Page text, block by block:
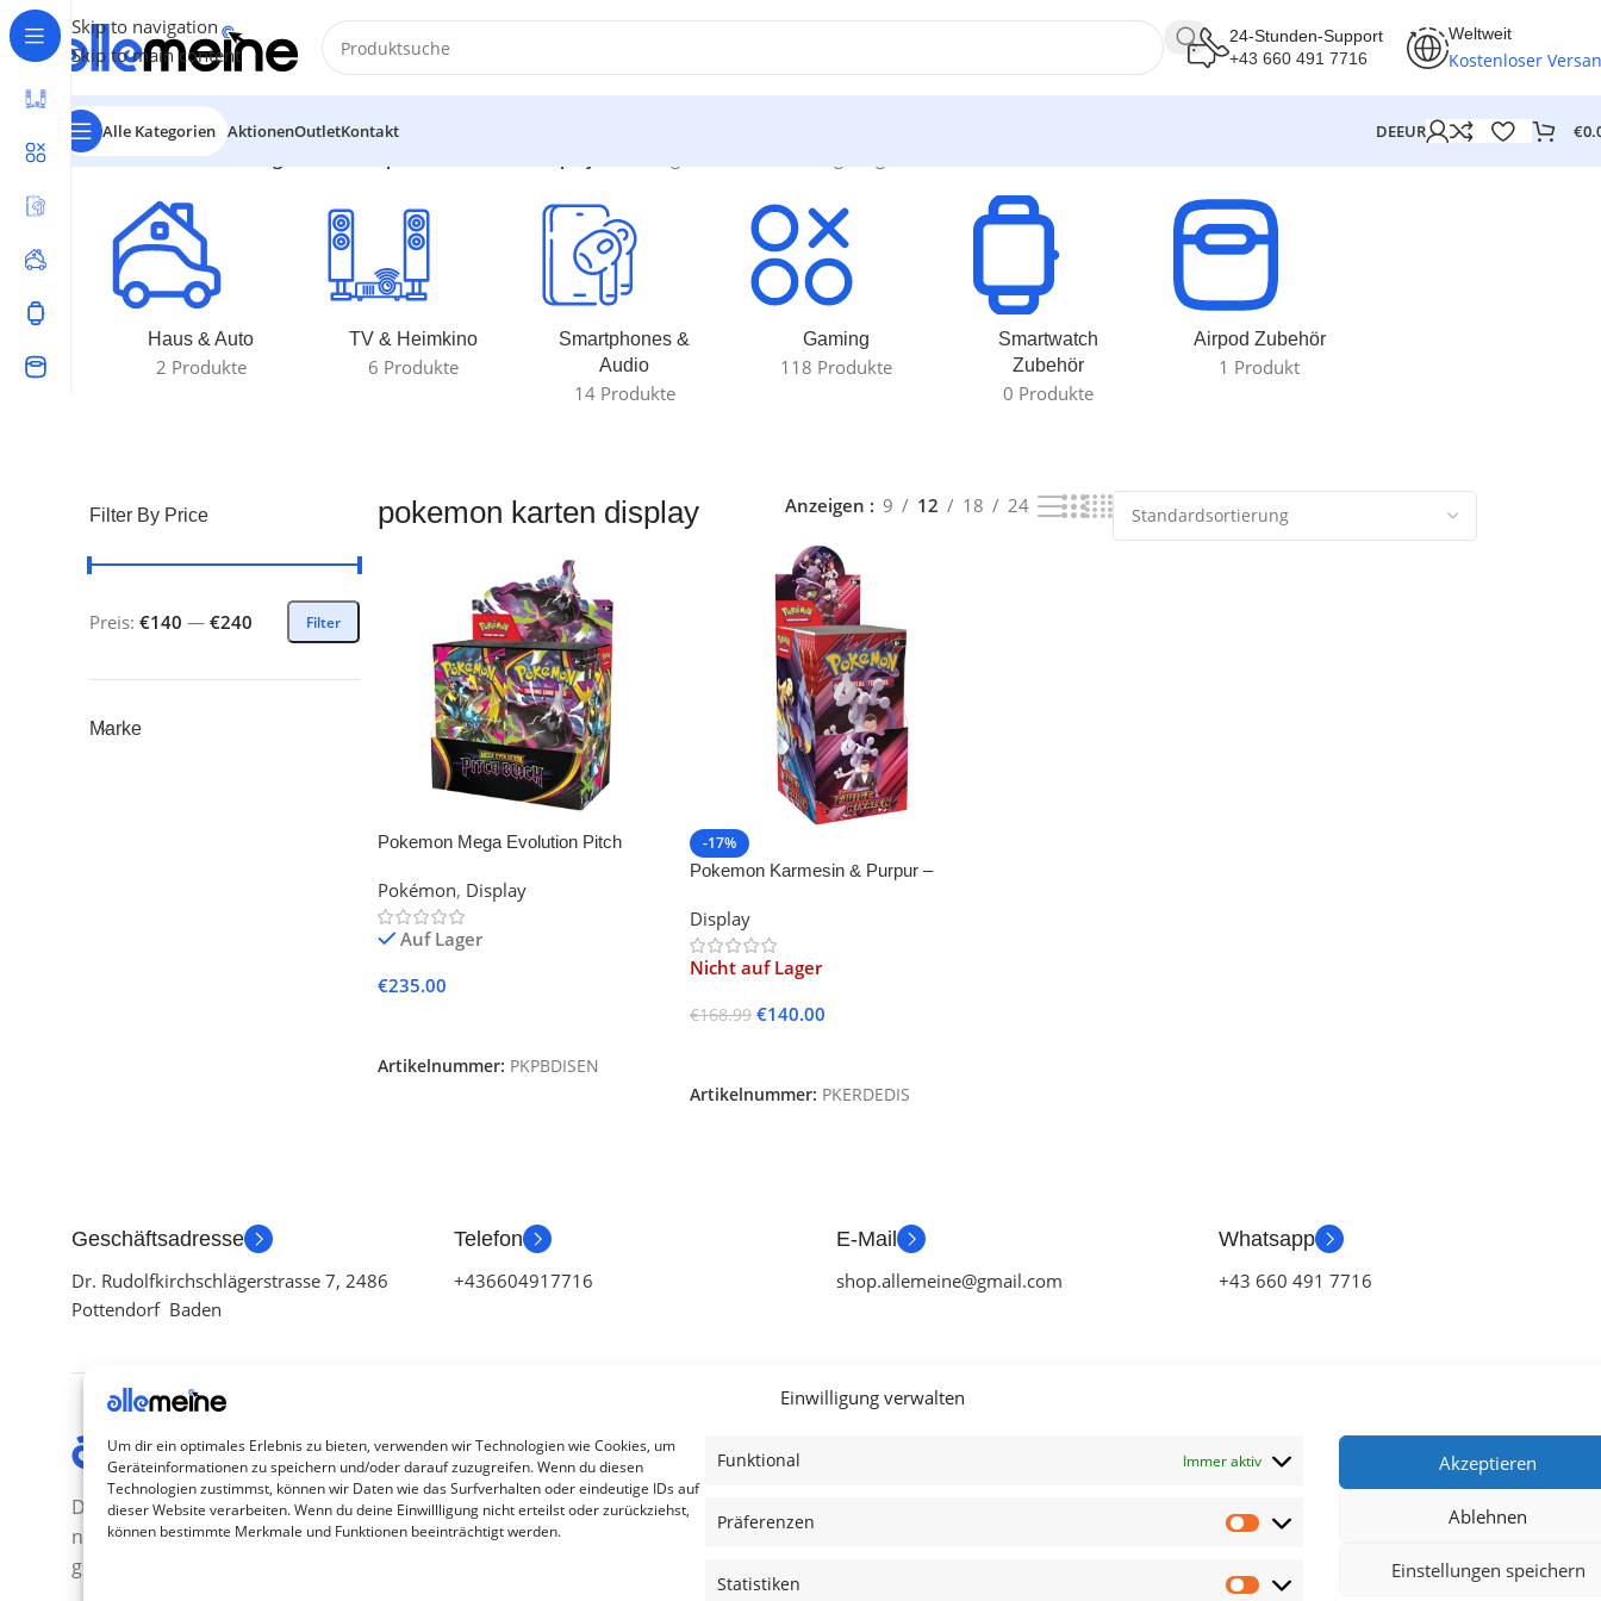
Einwilligung verwalten
Um dir ein optimales Erlebnis zu bieten, verwenden wir Technologien wie Cookies, um
Geräteinformationen zu speichern und/oder darauf zuzugreifen. Wenn du diesen
Technologien zustimmst, können wir Daten wie das Surfverhalten oder eindeutige IDs auf
dieser Website verarbeiten. Wenn du deine Einwillligung nicht erteilst oder zurückziehst,
können bestimmte Merkmale und Funktionen beeinträchtigt werden.
Funktional Immer aktiv
Präferenzen
Statistiken
Akzeptieren
Ablehnen
Einstellungen speichern
Skip to navigation
Skip to main content
24-Stunden-Support
+43 660 491 7716
Weltweit
Kostenloser
Alle Kategorien AktionenOutletKontakt DEEUR €
Start/Produkte verschlagwortet mit „pokemon karten display“
Haus & Auto
2 Produkte
TV & Heimkino
6 Produkte
Smartphones &
Audio
14 Produkte
Gaming
118 Produkte
Smartwatch
Zubehör
0 Produkte
Airpod Zubehör
1 Produkt
Filter By Price
Filter
Preis: €140 — €240
Marke
pokemon karten display Anzeigen 9 12 18 24
Pokemon Mega Evolution Pitch
Pokémon, Display
Auf Lager
€235.00
Artikelnummer: PKPBDISEN
-17%
Pokemon Karmesin & Purpur –
Display
Nicht auf Lager
€168.99 €140.00
Artikelnummer: PKERDEDIS
Geschäftsadresse
Dr. Rudolfkirchschlägerstrasse 7, 2486
Pottendorf Baden
Telefon
+436604917716
E-Mail
shop.allemeine@gmail.com
Whatsapp
+43 660 491 7716
Die Produkte, die Sie wünschen, aber
nicht erreichen können, sind
gleichzeitig mit der Welt hier.
Kategorien
TV Zubehör
Smartwatch Zubehör
Blog
Lieferung & Rückgabe